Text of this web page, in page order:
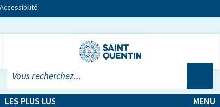
Accessibilité
LES PLUS LUS MENU